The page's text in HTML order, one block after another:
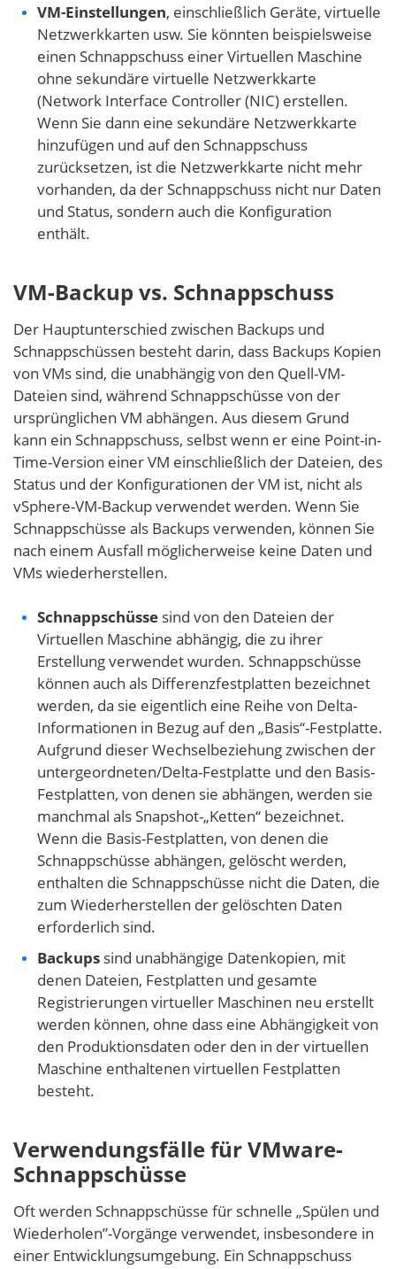
VM-Einstellungen, einschließlich Geräte, virtuelle
Netzwerkkarten usw. Sie könnten beispielsweise
einen Schnappschuss einer Virtuellen Maschine
ohne sekundäre virtuelle Netzwerkkarte
(Network Interface Controller (NIC) erstellen.
Wenn Sie dann eine sekundäre Netzwerkkarte
hinzufügen und auf den Schnappschuss
zurücksetzen, ist die Netzwerkkarte nicht mehr
vorhanden, da der Schnappschuss nicht nur Daten
und Status, sondern auch die Konfiguration
enthält.
VM-Backup vs. Schnappschuss
Der Hauptunterschied zwischen Backups und
Schnappschüssen besteht darin, dass Backups Kopien
von VMs sind, die unabhängig von den Quell-VM-
Dateien sind, während Schnappschüsse von der
ursprünglichen VM abhängen. Aus diesem Grund
kann ein Schnappschuss, selbst wenn er eine Point-in-
Time-Version einer VM einschließlich der Dateien, des
Status und der Konfigurationen der VM ist, nicht als
vSphere-VM-Backup verwendet werden. Wenn Sie
Schnappschüsse als Backups verwenden, können Sie
nach einem Ausfall möglicherweise keine Daten und
VMs wiederherstellen.
Schnappschüsse sind von den Dateien der
Virtuellen Maschine abhängig, die zu ihrer
Erstellung verwendet wurden. Schnappschüsse
können auch als Differenzfestplatten bezeichnet
werden, da sie eigentlich eine Reihe von Delta-
Informationen in Bezug auf den „Basis“-Festplatte.
Aufgrund dieser Wechselbeziehung zwischen der
untergeordneten/Delta-Festplatte und den Basis-
Festplatten, von denen sie abhängen, werden sie
manchmal als Snapshot-„Ketten“ bezeichnet.
Wenn die Basis-Festplatten, von denen die
Schnappschüsse abhängen, gelöscht werden,
enthalten die Schnappschüsse nicht die Daten, die
zum Wiederherstellen der gelöschten Daten
erforderlich sind.
Backups sind unabhängige Datenkopien, mit
denen Dateien, Festplatten und gesamte
Registrierungen virtueller Maschinen neu erstellt
werden können, ohne dass eine Abhängigkeit von
den Produktionsdaten oder den in der virtuellen
Maschine enthaltenen virtuellen Festplatten
besteht.
Verwendungsfälle für VMware-
Schnappschüsse
Oft werden Schnappschüsse für schnelle „Spülen und
Wiederholen”-Vorgänge verwendet, insbesondere in
einer Entwicklungsumgebung. Ein Schnappschuss